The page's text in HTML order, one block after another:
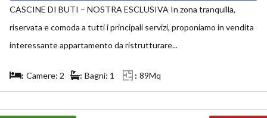
CASCINE DI BUTI – NOSTRA ESCLUSIVA In zona tranquilla,
riservata e comoda a tutti i principali servizi, proponiamo in vendita
interessante appartamento da ristrutturare...
Camere: 2 Bagni: 1 89Mq